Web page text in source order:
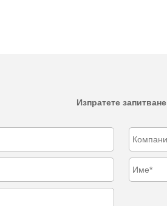
Изпратете запитване